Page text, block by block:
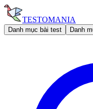
TESTOMANIA
Danh mục bài test Danh